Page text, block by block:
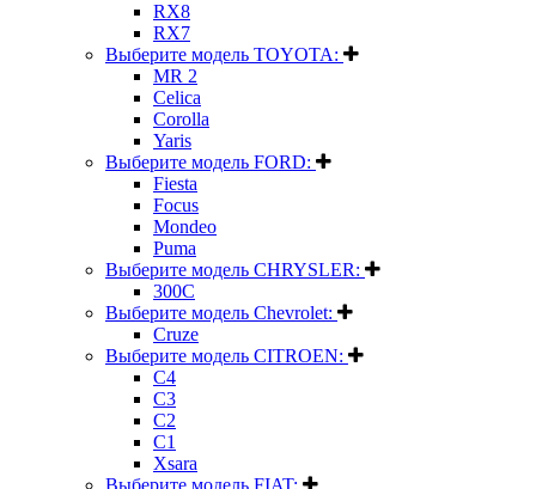
RX8
RX7
Выберите модель TOYOTA:
MR 2
Celica
Corolla
Yaris
Выберите модель FORD:
Fiesta
Focus
Mondeo
Puma
Выберите модель CHRYSLER:
300C
Выберите модель Chevrolet:
Cruze
Выберите модель CITROEN:
C4
C3
C2
C1
Xsara
Выберите модель FIAT: